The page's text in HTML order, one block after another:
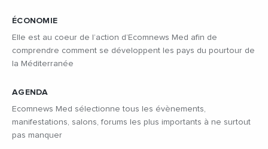
ÉCONOMIE
Elle est au coeur de l’action d’Ecomnews Med afin de
comprendre comment se développent les pays du pourtour de
la Méditerranée
AGENDA
Ecomnews Med sélectionne tous les évènements,
manifestations, salons, forums les plus importants à ne surtout
pas manquer